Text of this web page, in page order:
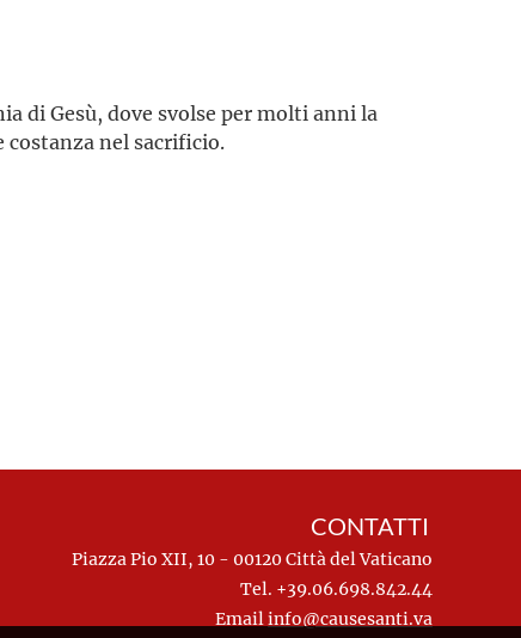
di Gesù, dove svolse per molti anni la
nel sacrificio.
CONTATTI
Piazza Pio XII, 10 - 00120 Città del Vaticano
Tel. +39.06.698.842.44
Emailinfo@causesanti.va